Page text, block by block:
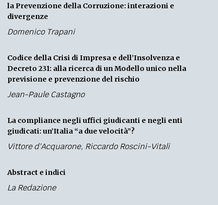
la Prevenzione della Corruzione: interazioni e
divergenze
Domenico Trapani
Codice della Crisi di Impresa e dell’Insolvenza e
Decreto 231: alla ricerca di un Modello unico nella
previsione e prevenzione del rischio
Jean-Paule Castagno
La compliance negli uffici giudicanti e negli enti
giudicati: un’Italia “a due velocità”?
Vittore d'Acquarone, Riccardo Roscini-Vitali
Abstract e indici
La Redazione